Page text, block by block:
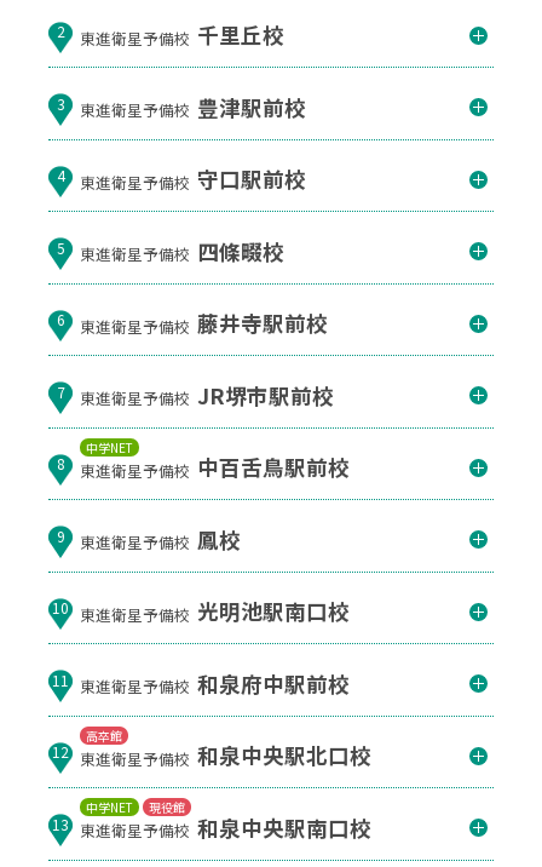
2 東進衛星予備校 千里丘校
3 東進衛星予備校 豊津駅前校
4 東進衛星予備校 守口駅前校
5 東進衛星予備校 四條畷校
6 東進衛星予備校 藤井寺駅前校
7 東進衛星予備校 JR堺市駅前校
中学NET
8 東進衛星予備校 中百舌鳥駅前校
9 東進衛星予備校 鳳校
10 東進衛星予備校 光明池駅南口校
11 東進衛星予備校 和泉府中駅前校
高卒館
12 東進衛星予備校 和泉中央駅北口校
中学NET 現役館
13 東進衛星予備校 和泉中央駅南口校